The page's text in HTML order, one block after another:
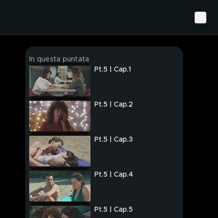
In questa puntata
Pt.5 | Cap.1
Pt.5 | Cap.2
Pt.5 | Cap.3
Pt.5 | Cap.4
Pt.5 | Cap.5